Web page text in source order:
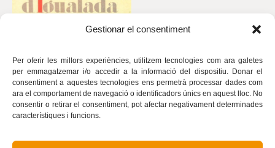
Gestionar el consentiment
Per oferir les millors experiències, utilitzem tecnologies com ara galetes
per emmagatzemar i/o accedir a la informació del dispositiu. Donar el
consentiment a aquestes tecnologies ens permetrà processar dades com
ara el comportament de navegació o identificadors únics en aquest lloc. No
consentir o retirar el consentiment, pot afectar negativament determinades
característiques i funcions.